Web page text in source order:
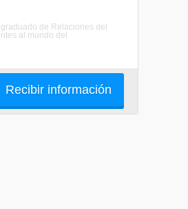
de Relaciones del
al mundo del
Recibir información